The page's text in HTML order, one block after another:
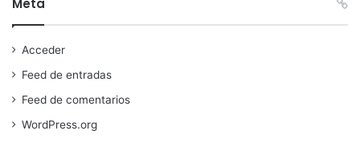
Meta
Acceder
Feed de entradas
Feed de comentarios
WordPress.org